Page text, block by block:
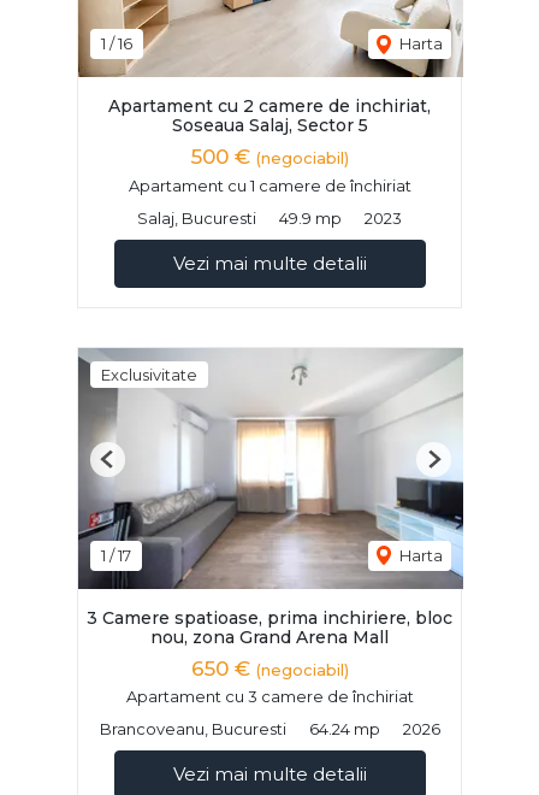
1 /16 Harta
Apartament cu 2 camere de inchiriat,
Soseaua Salaj, Sector 5
500 € (negociabil)
Apartament cu 1 camere de închiriat
Salaj, Bucuresti
49.9 mp 2023
Vezi mai multe detalii
Exclusivitate
1 /17 Harta
Previous Next
3 Camere spatioase, prima inchiriere, bloc
nou, zona Grand Arena Mall
650 € (negociabil)
Apartament cu 3 camere de închiriat
Brancoveanu, Bucuresti
64.24 mp 2026
Vezi mai multe detalii